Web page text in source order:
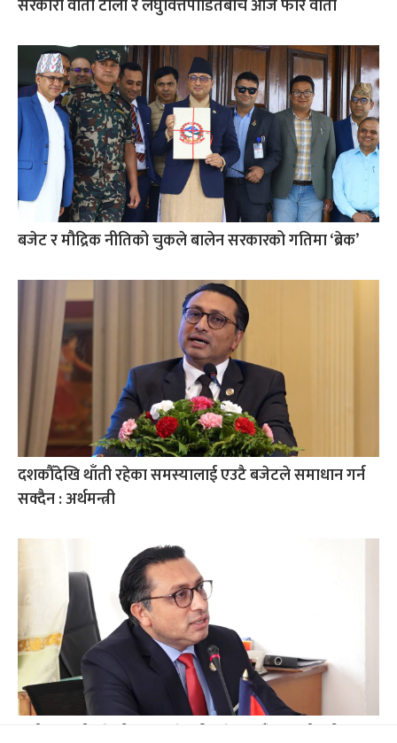
सरकारी वार्ता टोली र लघुवित्तपीडितबीच आज फेरि वार्ता
बजेट र मौद्रिक नीतिको चुकले बालेन सरकारको गतिमा ‘ब्रेक’
दशकौँदेखि थाँती रहेका समस्यालाई एउटै बजेटले समाधान गर्न
सक्दैन : अर्थमन्त्री